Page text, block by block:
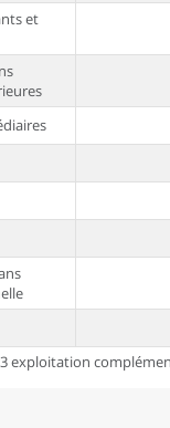
et
exploitation